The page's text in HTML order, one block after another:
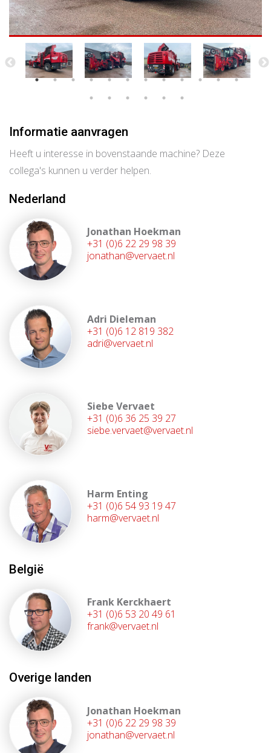
Informatie aanvragen
Heeft u interesse in bovenstaande machine? Deze
collega's kunnen u verder helpen.
Nederland
Jonathan Hoekman
+31 (0)6 22 29 98 39
jonathan@vervaet.nl
Adri Dieleman
+31 (0)6 12 819 382
adri@vervaet.nl
Siebe Vervaet
+31 (0)6 36 25 39 27
siebe.vervaet@vervaet.nl
Harm Enting
+31 (0)6 54 93 19 47
harm@vervaet.nl
België
Frank Kerckhaert
+31 (0)6 53 20 49 61
frank@vervaet.nl
Overige landen
Jonathan Hoekman
+31 (0)6 22 29 98 39
jonathan@vervaet.nl